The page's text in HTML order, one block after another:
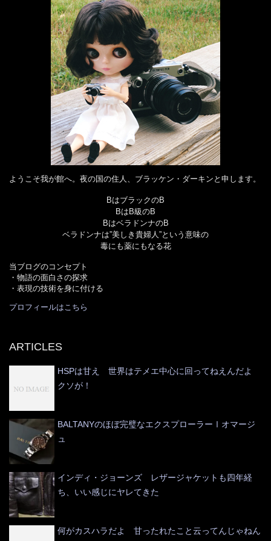
ようこそ我が館へ。夜の国の住人、ブラッケン・ダーキンと申します。
BはブラックのB
BはB級のB
BはベラドンナのB
ベラドンナは”美しき貴婦人”という意味の
毒にも薬にもなる花
当ブログのコンセプト
・物語の面白さの探求
・表現の技術を身に付ける
プロフィールはこちら
ARTICLES
HSPは甘え 世界はテメエ中心に回ってねえんだよ
クソが！
BALTANYのほぼ完璧なエクスプローラーⅠオマージ
ュ
インディ・ジョーンズ レザージャケットも四年経
ち、いい感じにヤレてきた
何がカスハラだよ 甘ったれたこと云ってんじゃねん